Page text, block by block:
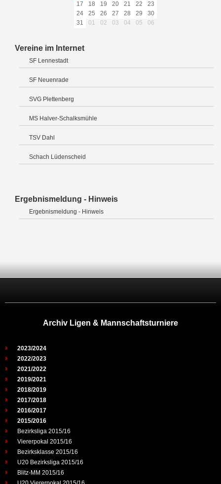
17
18 19 20 21 22
23
24
25 26 27 28 29
30
31
01 02 03 04 05 06
Vereine im Internet
SF Lennestadt
SF Neuenrade
SVG Plettenberg
MS Halver-Schalksmühle
TSV Dahl
Schach Lüdenscheid
Ergebnismeldung - Hinweis
Ergebnismeldung - Hinweis
Archiv Ligen & Mannschaftsturniere
2023/2024
2022/2023
2021/2022
2019/2021
2018/2019
2017/2018
2016/2017
2015/2016
Bezirksliga 2015/16
Viererpokal 2015/16
Bezirksklasse 2015/16
U20 Bezirksliga 2015/16
Blitz-MM 2015/16